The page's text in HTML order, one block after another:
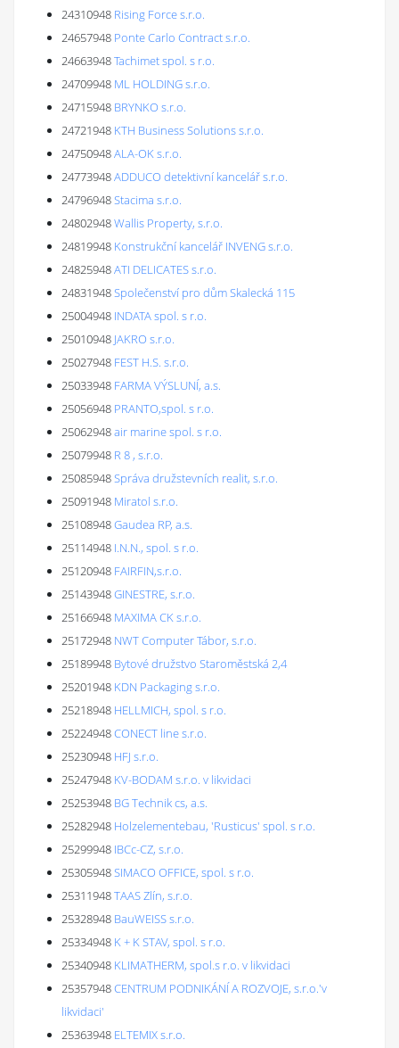
24310948 Rising Force s.r.o.
24657948 Ponte Carlo Contract s.r.o.
24663948Tachimet spol. s r.o.
24709948 ML HOLDING s.r.o.
24715948 BRYNKO s.r.o.
24721948 KTH Business Solutions s.r.o.
24750948ALA-OK s.r.o.
24773948ADDUCO detektivní kancelář s.r.o.
24796948Stacima s.r.o.
24802948Wallis Property, s.r.o.
24819948 Konstrukční kancelář INVENG s.r.o.
24825948ATI DELICATES s.r.o.
24831948Společenství pro dům Skalecká 115
25004948 INDATA spol. s r.o.
25010948 JAKRO s.r.o.
25027948 FEST H.S. s.r.o.
25033948 FARMA VÝSLUNÍ, a.s.
25056948 PRANTO,spol. s r.o.
25062948air marine spol. s r.o.
25079948 R 8 , s.r.o.
25085948Správa družstevních realit, s.r.o.
25091948 Miratol s.r.o.
25108948Gaudea RP, a.s.
25114948 I.N.N., spol. s r.o.
25120948 FAIRFIN,s.r.o.
25143948GINESTRE, s.r.o.
25166948 MAXIMA CK s.r.o.
25172948 NWT Computer Tábor, s.r.o.
25189948 Bytové družstvo Staroměstská 2,4
25201948 KDN Packaging s.r.o.
25218948 HELLMICH, spol. s r.o.
25224948CONECT line s.r.o.
25230948 HFJ s.r.o.
25247948 KV-BODAM s.r.o. v likvidaci
25253948 BG Technik cs, a.s.
25282948 Holzelementebau, 'Rusticus' spol. s r.o.
25299948 IBCc-CZ, s.r.o.
25305948SIMACO OFFICE, spol. s r.o.
25311948TAAS Zlín, s.r.o.
25328948 BauWEISS s.r.o.
25334948 K + K STAV, spol. s r.o.
25340948 KLIMATHERM, spol.s r.o. v likvidaci
25357948CENTRUM PODNIKÁNÍ A ROZVOJE, s.r.o.'v
likvidaci'
25363948 ELTEMIX s.r.o.